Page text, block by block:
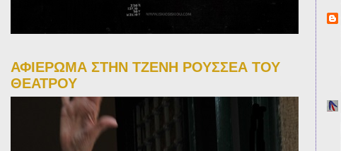
ΑΦΙΕΡΩΜΑ ΣΤΗΝ ΤΖΕΝΗ ΡΟΥΣΣΕΑ ΤΟΥ
ΘΕΑΤΡΟΥ